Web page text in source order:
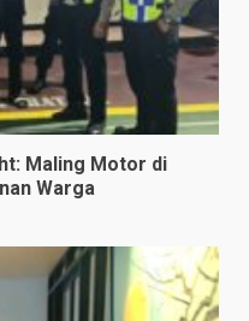
Maling Motor di
Warga